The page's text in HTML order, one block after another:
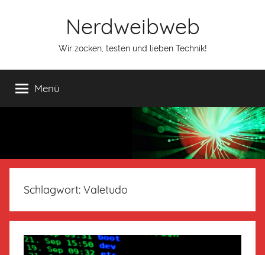
Nerdweibweb
Wir zocken, testen und lieben Technik!
Menü
Schlagwort: Valetudo